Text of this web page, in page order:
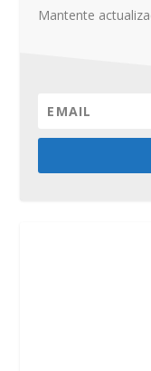
Mantente